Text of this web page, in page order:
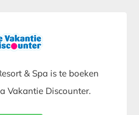
& Spa is te boeken
Vakantie Discounter.